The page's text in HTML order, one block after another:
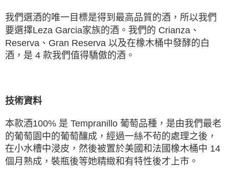
我們選酒的唯⼀⽬標是得到最⾼品質的酒，所以我們
要選擇Leza Garcia家族的酒。我們的 Crianza、
Reserva、Gran Reserva 以及在橡木桶中發酵的白
酒，是 4 款我們值得驕傲的酒。
技術資料
本款酒100% 是 Tempranillo 葡萄品種，是由我們最老
的葡萄園中的葡萄釀成，經過⼀絲不茍的處理之後，
在⼩⽔槽中浸⽪，然後被置於美國和法國橡木桶中 14
個月熟成，裝瓶後等她精緻和有特性後才上市。